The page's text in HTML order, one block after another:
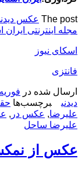
The post عکس
مجله اینترنتی
اسکای نیوز
فانتزی
ارسال شده در فوریه 25, 2016
دیدنی
برچسب‌ها
علیرضا, عکس در ,
علیرضا ساحل
عکس از